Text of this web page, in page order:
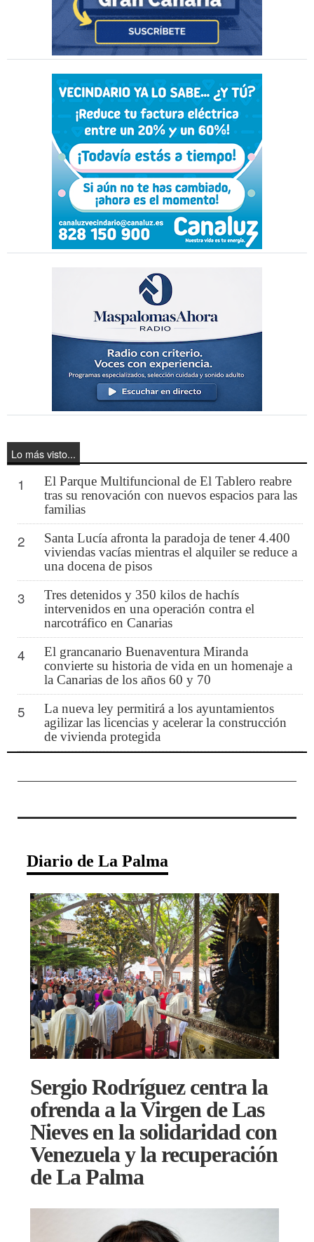
Lo más visto...
1
El Parque Multifuncional de El Tablero reabre
tras su renovación con nuevos espacios para las
familias
2
Santa Lucía afronta la paradoja de tener 4.400
viviendas vacías mientras el alquiler se reduce a
una docena de pisos
3
Tres detenidos y 350 kilos de hachís
intervenidos en una operación contra el
narcotráfico en Canarias
4
El grancanario Buenaventura Miranda
convierte su historia de vida en un homenaje a
la Canarias de los años 60 y 70
5
La nueva ley permitirá a los ayuntamientos
agilizar las licencias y acelerar la construcción
de vivienda protegida
Diario de La Palma
Sergio Rodríguez centra la
ofrenda a la Virgen de Las
Nieves en la solidaridad con
Venezuela y la recuperación
de La Palma